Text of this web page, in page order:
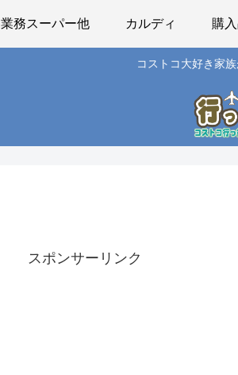
コストコ大好き家
業務スーパー他 カルディ 購
スポンサーリンク